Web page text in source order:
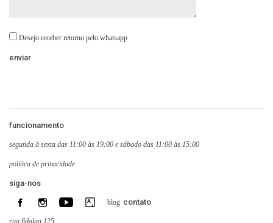
Desejo receber retorno pelo whatsapp
funcionamento
segunda à sexta das 11:00 às 19:00 e sábado das 11:00 às 15:00
política de privacidade
siga-nos
blog contato
rua fidalga 125